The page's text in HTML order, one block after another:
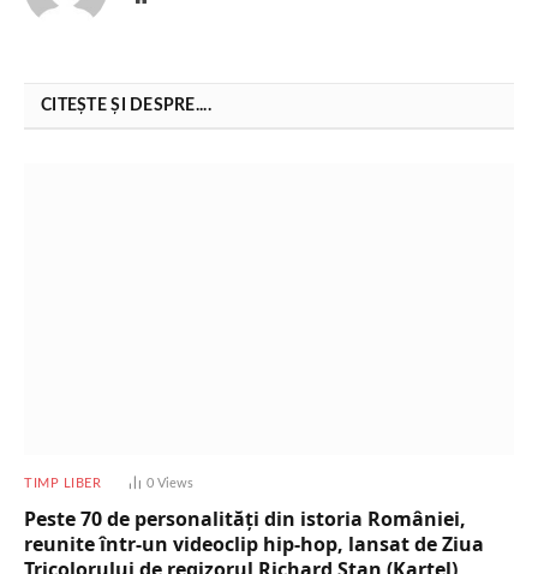
CITEȘTE ȘI DESPRE....
TIMP LIBER 0 Views
Peste 70 de personalități din istoria României,
reunite într-un videoclip hip-hop, lansat de Ziua